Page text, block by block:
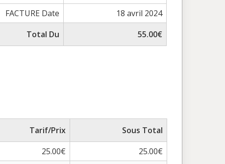
FACTURE Date
18 avril 2024
Total Du
55.00€
Tarif/Prix
Sous Total
25.00€
25.00€